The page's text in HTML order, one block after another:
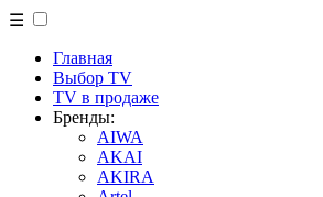
☰
Главная
Выбор TV
TV в продаже
Бренды:
AIWA
AKAI
AKIRA